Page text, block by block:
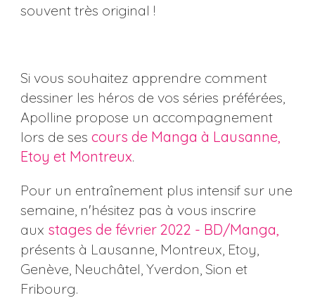
souvent très original !
Si vous souhaitez apprendre comment
dessiner les héros de vos séries préférées,
Apolline propose un accompagnement
lors de ses cours de Manga à Lausanne,
Etoy et Montreux.
Pour un entraînement plus intensif sur une
semaine, n'hésitez pas à vous inscrire
aux stages de février 2022 - BD/Manga,
présents à Lausanne, Montreux, Etoy,
Genève, Neuchâtel, Yverdon, Sion et
Fribourg.